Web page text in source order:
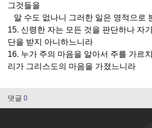
그것들을
알 수도 없나니 그러한 일은 영적으로
15. 신령한 자는 모든 것을 판단하나 자
단을 받지 아니하느니라
16. 누가 주의 마음을 알아서 주를 가르
리가 그리스도의 마음을 가졌느니라
댓글 0